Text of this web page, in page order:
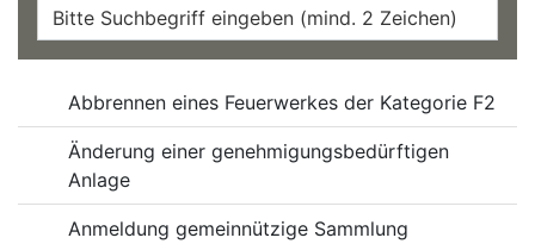
Abbrennen eines Feuerwerkes der Kategorie F2
Änderung einer genehmigungsbedürftigen
Anlage
Anmeldung gemeinnützige Sammlung